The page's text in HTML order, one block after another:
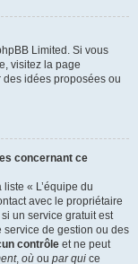
Limited. Si vous
visitez la page
idées proposées ou
concernant ce
« L’équipe du
avec le propriétaire
un service gratuit est
service de gestion ou des
contrôle et ne peut
, où ou par qui ce